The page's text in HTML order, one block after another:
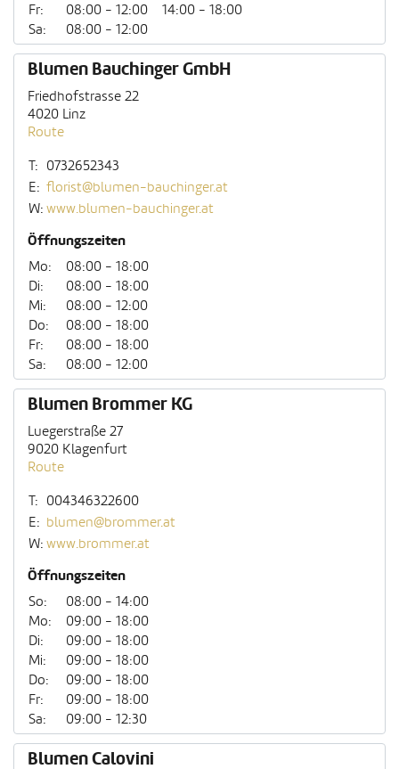
Fr:
08:00 - 12:00
14:00 - 18:00
Sa:
08:00 - 12:00
Blumen Bauchinger GmbH
Friedhofstrasse 22
4020 Linz
Route
T:
0732652343
E: florist@blumen-bauchinger.at
W: www.blumen-bauchinger.at
Öffnungszeiten
Mo:
08:00 - 18:00
Di:
08:00 - 18:00
Mi:
08:00 - 12:00
Do:
08:00 - 18:00
Fr:
08:00 - 18:00
Sa:
08:00 - 12:00
Blumen Brommer KG
Luegerstraße 27
9020 Klagenfurt
Route
T:
004346322600
E: blumen@brommer.at
W: www.brommer.at
Öffnungszeiten
So:
08:00 - 14:00
Mo:
09:00 - 18:00
Di:
09:00 - 18:00
Mi:
09:00 - 18:00
Do:
09:00 - 18:00
Fr:
09:00 - 18:00
Sa:
09:00 - 12:30
Blumen Calovini